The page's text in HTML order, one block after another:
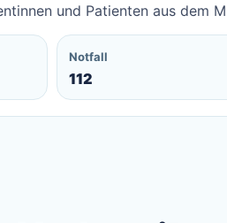
und Patienten aus dem
Notfall
112